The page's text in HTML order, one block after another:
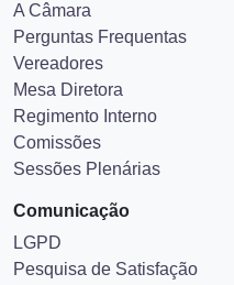
A Câmara
Perguntas Frequentas
Vereadores
Mesa Diretora
Regimento Interno
Comissões
Sessões Plenárias
Comunicação
LGPD
Pesquisa de Satisfação